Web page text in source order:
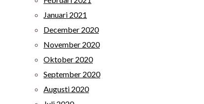
Januari 2021
December 2020
November 2020
Oktober 2020
September 2020
Augusti 2020